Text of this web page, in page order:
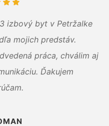
izbový byt v Petržalke
mojich predstáv.
práca, chválim aj
Ďakujem